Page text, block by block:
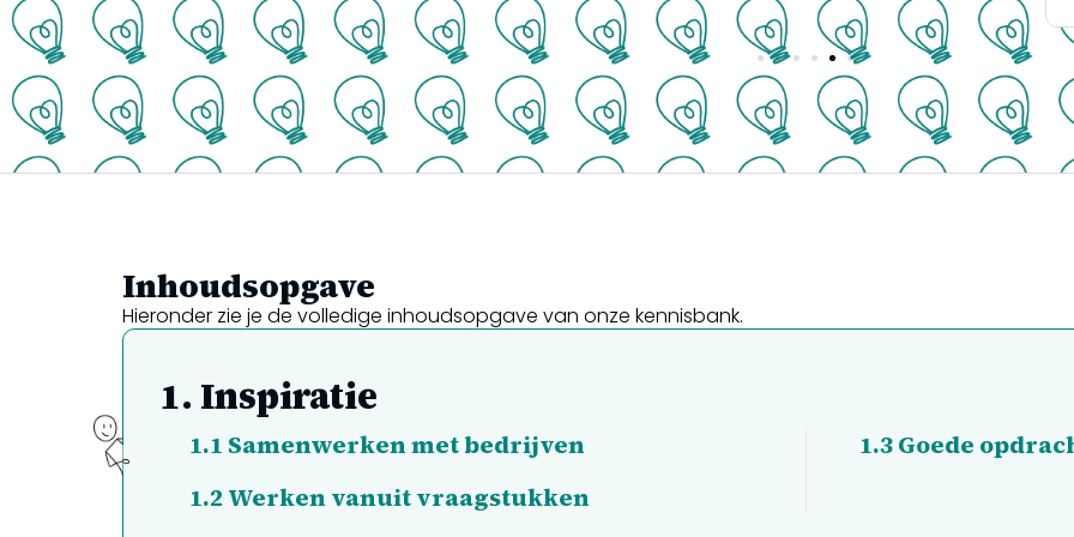
Inhoudsopgave
Hieronder zie je de volledige inhoudsopgave van onze kennisbank.
1. Inspiratie
1.1 Samenwerken met bedrijven
1.2 Werken vanuit vraagstukken
1.3Goede